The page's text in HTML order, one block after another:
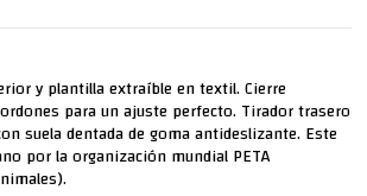
y plantilla extraíble en textil. Cierre
para un ajuste perfecto. Tirador trasero
suela dentada de goma antideslizante. Este
por la organización mundial PETA